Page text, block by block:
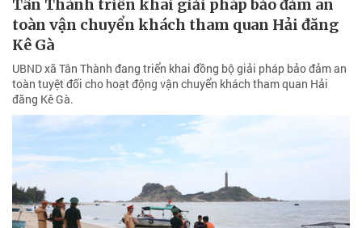
Tân Thành triển khai giải pháp bảo đảm an
toàn vận chuyển khách tham quan Hải đăng
Kê Gà
UBND xã Tân Thành đang triển khai đồng bộ giải pháp bảo đảm an
toàn tuyệt đối cho hoạt động vận chuyển khách tham quan Hải
đăng Kê Gà.